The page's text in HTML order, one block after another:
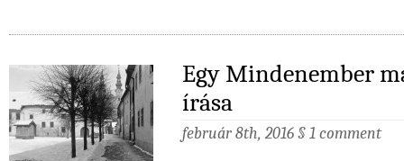
Egy Mindenember
írása
február 8th, 2016 § 1 comment